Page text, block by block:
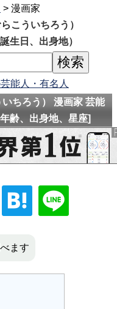
> 漫画家
こういちろう）
生日、出身地）
能人・有名人
ちろう） 漫画家 芸能
齢、出身地、星座]
ます